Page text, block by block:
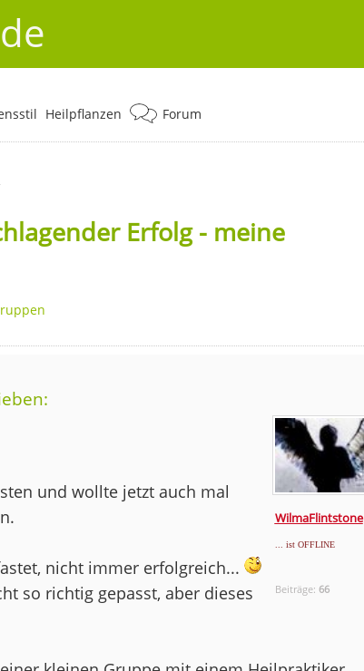
Heilpflanzen Forum
Erfolg - meine
WilmaFlintstone
... ist OFFLINE
Beiträge: 66
und wollte jetzt auch mal
nicht immer erfolgreich...
so richtig gepasst, aber dieses